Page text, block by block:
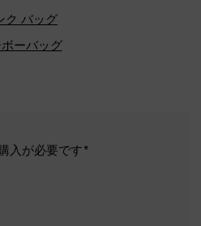
ク バッグ
ーバッグ
入が必要です*